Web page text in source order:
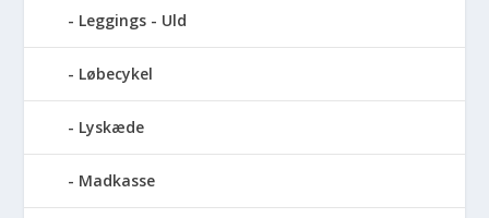
Leggings - Uld
Løbecykel
Lyskæde
Madkasse